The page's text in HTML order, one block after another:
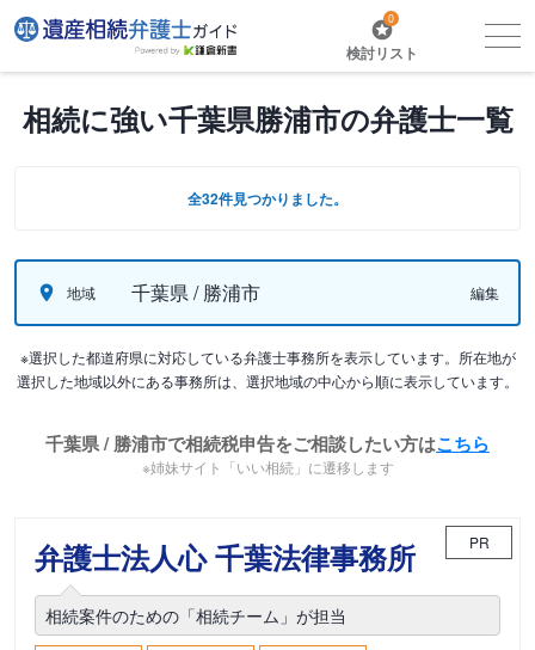
0
検討リスト
相続に強い千葉県勝浦市の弁護士一覧
全32件見つかりました。
地域 千葉県 / 勝浦市 編集
※選択した都道府県に対応している弁護士事務所を表示しています。所在地が
選択した地域以外にある事務所は、選択地域の中心から順に表示しています。
千葉県 / 勝浦市で相続税申告をご相談したい方はこちら
※姉妹サイト「いい相続」に遷移します
弁護士法人心 千葉法律事務所 PR
相続案件のための「相続チーム」が担当